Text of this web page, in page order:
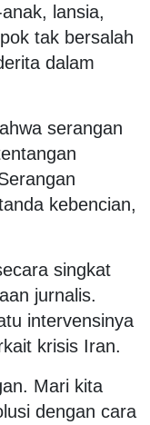
lansia,
tak bersalah
dalam
serangan
kebencian,
singkat
jurnalis.
intervensinya
krisis Iran.
Mari kita
dengan cara